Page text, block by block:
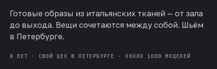
Готовые образы из итальянских тканей — от зала
до выхода. Вещи сочетаются между собой. Шьём
в Петербурге.
8 ЛЕТ · СВОЙ ЦЕХ В ПЕТЕРБУРГЕ · ОКОЛО 1000 МОДЕЛЕЙ